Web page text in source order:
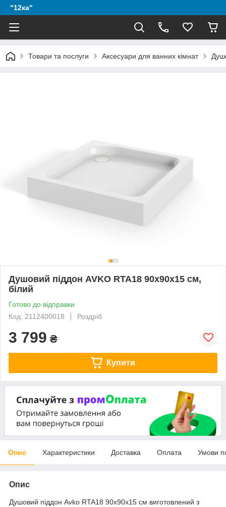
"12ка"
Товари та послуги Аксесуари для ванних кімнат
Душовий піддон AVKO RTA18 90x90x15 см,
білий
Готово до відправки
Код: 2112400018
Роздріб
3 799 ₴
Купити
Опис Характеристики Доставка Оплата Умови
Опис
Душовий піддон Avko RTA18 90х90х15 см виготовлений з